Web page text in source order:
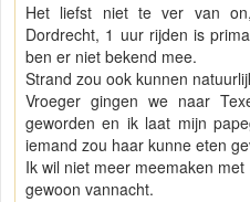
Het liefst niet te ver van
Dordrecht, 1 uur rijden is
ben er niet bekend mee.
Strand zou ook kunnen
Vroeger gingen we naar
geworden en ik laat mijn
iemand zou haar kunne eten
Ik wil niet meer meemaken
gewoon vannacht.